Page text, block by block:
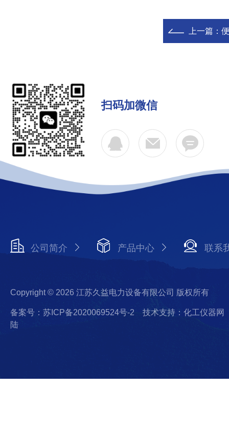
上一篇：
扫码加微信
公司简介 产品中心 联系
Copyright © 2026 江苏久益电力设备有限公司 版权所有
备案号：苏ICP备2020069524号-2
技术支持：化工仪器网
陆